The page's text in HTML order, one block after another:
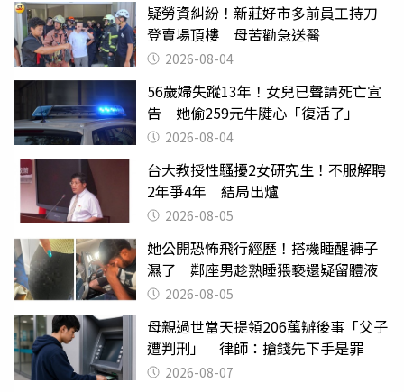
疑勞資糾紛！新莊好市多前員工持刀
登賣場頂樓 母苦勸急送醫
2026-08-04
56歲婦失蹤13年！女兒已聲請死亡宣
告 她偷259元牛腱心「復活了」
2026-08-04
台大教授性騷擾2女研究生！不服解聘
2年爭4年 結局出爐
2026-08-05
她公開恐怖飛行經歷！搭機睡醒褲子
濕了 鄰座男趁熟睡猥褻還疑留體液
2026-08-05
母親過世當天提領206萬辦後事「父子
遭判刑」 律師：搶錢先下手是罪
2026-08-07